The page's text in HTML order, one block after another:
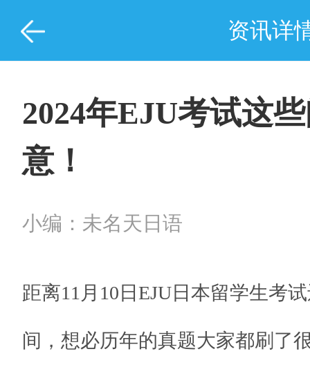
资讯详
2024年EJU考试这
意！
小编：未名天日语
距离11月10日EJU日本留学生考
间，想必历年的真题大家都刷了